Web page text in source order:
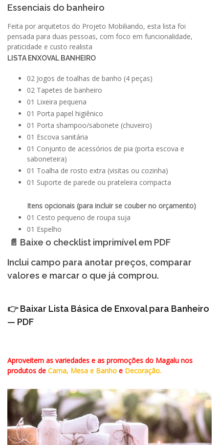
Essenciais do banheiro
Feita por arquitetos do Projeto Mobiliando, esta lista foi
pensada para duas pessoas, com foco em funcionalidade,
praticidade e custo realista
LISTA ENXOVAL BANHEIRO
02 Jogos de toalhas de banho (4 peças)
02 Tapetes de banheiro
01 Lixeira pequena
01 Porta papel higiênico
01 Porta shampoo/sabonete (chuveiro)
01 Escova sanitária
01 Conjunto de acessórios de pia (porta escova e
saboneteira)
01 Toalha de rosto extra (visitas ou cozinha)
01 Suporte de parede ou prateleira compacta
Itens opcionais (para incluir se couber no orçamento)
01 Cesto pequeno de roupa suja
01 Espelho
📄 Baixe o checklist imprimível em PDF
Inclui campo para anotar preços, comparar
valores e marcar o que já comprou.
👉Baixar Lista Básica de Enxoval para Banheiro
— PDF
Aproveitem as variedades e as promoções do Magalu nos
produtos de Cama, Mesa e Banho e Decoração.